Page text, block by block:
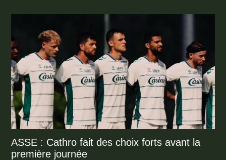
ASSE : Cathro fait des choix forts avant la
première journée